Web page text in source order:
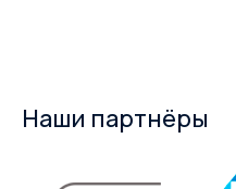
Наши партнёры